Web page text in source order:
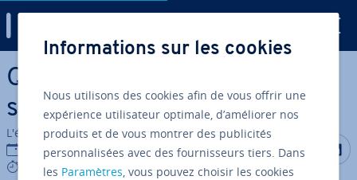
Aller au contenu principal
Que sont les megabytes per
second (MBps) ?
L'équipe édi­to­riale IONOS
27/06/2023
5 mins
Partager
Informations sur les cookies
Nous utilisons des cookies afin de vous offrir une
expérience utilisateur optimale, d’améliorer nos
produits et de vous montrer des publicités
personnalisées avec des fournisseurs tiers. Dans
les Paramètres, vous pouvez choisir les cookies